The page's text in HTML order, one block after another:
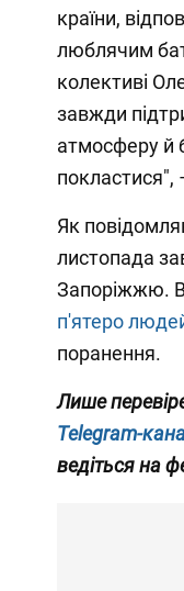
країни,
люблячим
колективі
завжди
атмосферу й
покластися",
Як
листопада
Запоріжжю.
п'ятеро
поранення.
Лише
Telegram-
ведіться на